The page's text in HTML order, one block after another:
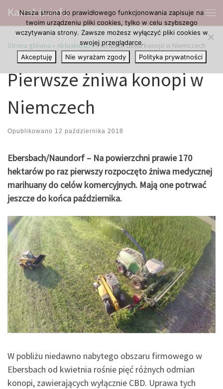
Przejdź do treści
Kanabis.info
Strona główna » Aktualności»Pierwsze żniwa konopi w Niemczech
Pierwsze żniwa konopi w
Niemczech
Opublikowano 12 października 2018
Ebersbach/Naundorf – Na powierzchni prawie 170
hektarów po raz pierwszy rozpoczęto żniwa medycznej
marihuany do celów komercyjnych. Mają one potrwać
jeszcze do końca października.
W pobliżu niedawno nabytego obszaru firmowego w
Ebersbach od kwietnia rośnie pięć różnych odmian
konopi, zawierających wyłącznie CBD. Uprawa tych
Nasza strona do prawidłowego funkcjonowania zapisuje na
twoim urządzeniu pliki cookies, tylko w celu szybszego
wczytywania strony. Zawsze możesz wyłączyć pliki cookies w
swojej przeglądarce.
Akceptuję
Nie wyrażam zgody Polityka prywatności